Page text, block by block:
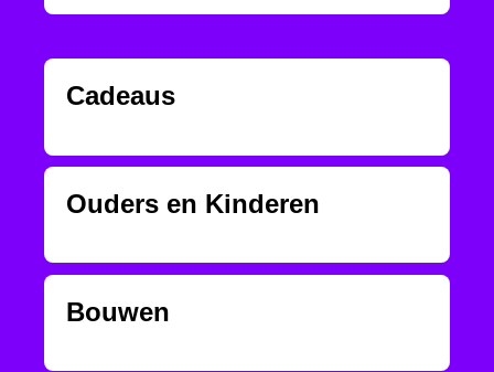
Cadeaus
Ouders en Kinderen
Bouwen